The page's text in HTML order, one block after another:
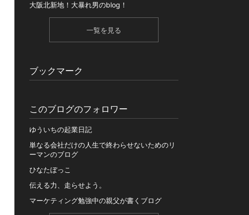
大阪北新地！大暴れ男のblog！
一覧を見る
ブックマーク
このブログのフォロワー
ゆういちの起業日記
単なる会社だけの人生で終わらせないためのリ
ーマンのブログ
ひなたぼっこ
伝える力、走らせよう。
マーケティング勉強中の親父が書くブログ